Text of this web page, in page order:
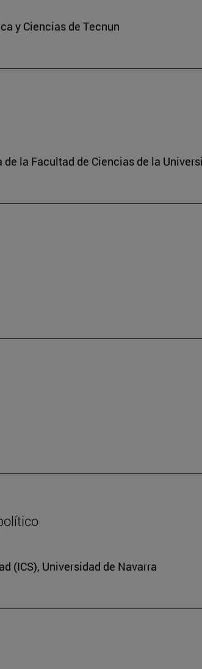
y Ciencias de Tecnun
la Facultad de Ciencias de la
(ICS), Universidad de Navarra